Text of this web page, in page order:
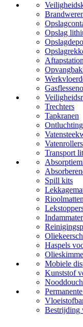
Opslag
Trechters
Tapkranen
Vatenrollers
Transport
Spill kits
Rioolmatten
Haspels
Mobiele
Kunststof
Bestrijding